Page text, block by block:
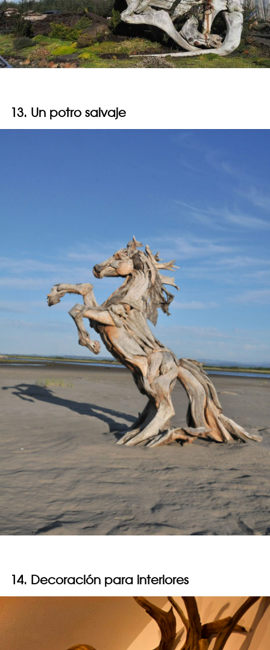
13. Un potro salvaje
14. Decoración para interiores